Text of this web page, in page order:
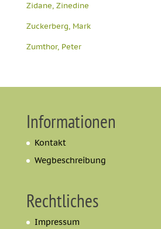
Zidane, Zinedine
Zuckerberg, Mark
Zumthor, Peter
Informationen
Kontakt
Wegbeschreibung
Rechtliches
Impressum